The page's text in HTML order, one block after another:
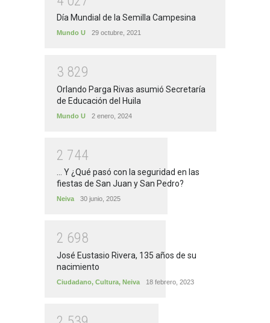
Día Mundial de la Semilla Campesina
Mundo U 29 octubre, 2021
3 829
Orlando Parga Rivas asumió Secretaría
de Educación del Huila
Mundo U 2 enero, 2024
2 744
... Y ¿Qué pasó con la seguridad en las
fiestas de San Juan y San Pedro?
Neiva 30 junio, 2025
2 698
José Eustasio Rivera, 135 años de su
nacimiento
Ciudadano, Cultura, Neiva 18 febrero, 2023